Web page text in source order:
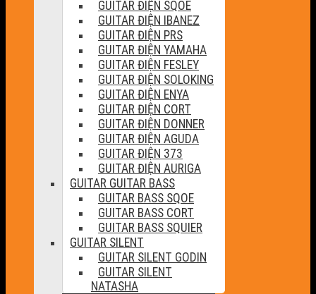
GUITAR ĐIỆN SQOE
GUITAR ĐIỆN IBANEZ
GUITAR ĐIỆN PRS
GUITAR ĐIỆN YAMAHA
GUITAR ĐIỆN FESLEY
GUITAR ĐIỆN SOLOKING
GUITAR ĐIỆN ENYA
GUITAR ĐIỆN CORT
GUITAR ĐIỆN DONNER
GUITAR ĐIỆN AGUDA
GUITAR ĐIỆN 373
GUITAR ĐIỆN AURIGA
GUITAR GUITAR BASS
GUITAR BASS SQOE
GUITAR BASS CORT
GUITAR BASS SQUIER
GUITAR SILENT
GUITAR SILENT GODIN
GUITAR SILENT
NATASHA